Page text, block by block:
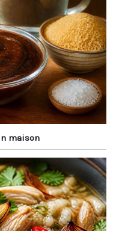
dans la
de 30 jours.
défiler vers le bas
l'achat à 0
maison